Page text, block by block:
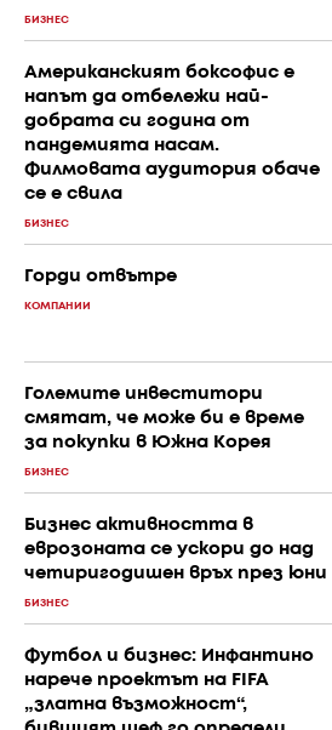
БИЗНЕС
Американският боксофис е
напът да отбележи най-
добрата си година от
пандемията насам.
Филмовата аудитория обаче
се е свила
БИЗНЕС
Горди отвътре
КОМПАНИИ
Големите инвеститори
смятат, че може би е време
за покупки в Южна Корея
БИЗНЕС
Бизнес активността в
еврозоната се ускори до над
четиригодишен връх през юни
БИЗНЕС
Футбол и бизнес: Инфантино
нарече проектът на FIFA
„златна възможност“,